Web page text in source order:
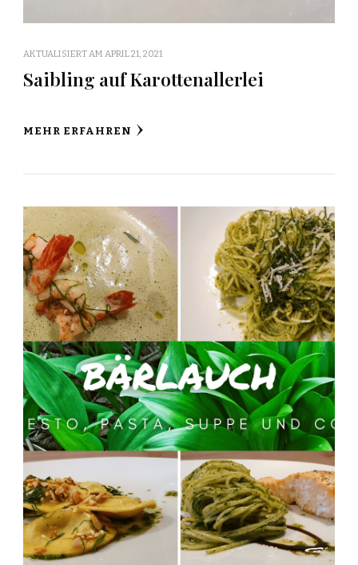
AKTUALISIERT AM APRIL 21, 2021
Saibling auf Karottenallerlei
MEHR ERFAHREN